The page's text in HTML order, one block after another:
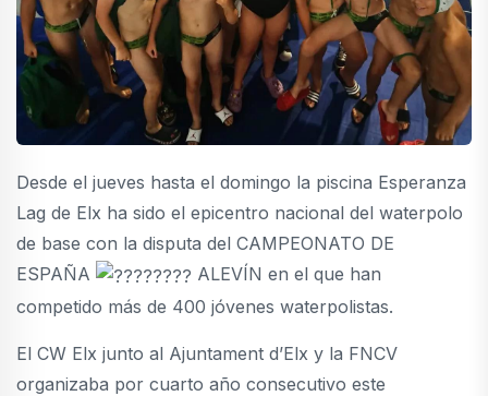
Desde el jueves hasta el domingo la piscina Esperanza
Lag de Elx ha sido el epicentro nacional del waterpolo
de base con la disputa del CAMPEONATO DE
ESPAÑA
ALEVÍN en el que han
competido más de 400 jóvenes waterpolistas.
El CW Elx junto al Ajuntament d’Elx y la FNCV
organizaba por cuarto año consecutivo este